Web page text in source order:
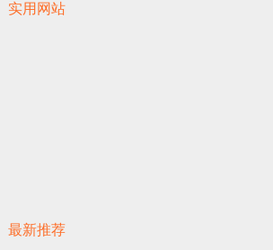
实用网站
最新推荐